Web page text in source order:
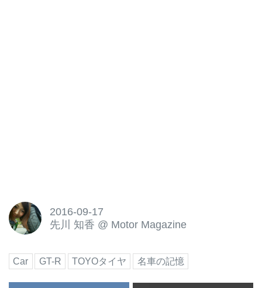
2016-09-17
先川 知香 @ Motor Magazine
Car GT-R TOYOタイヤ 名車の記憶